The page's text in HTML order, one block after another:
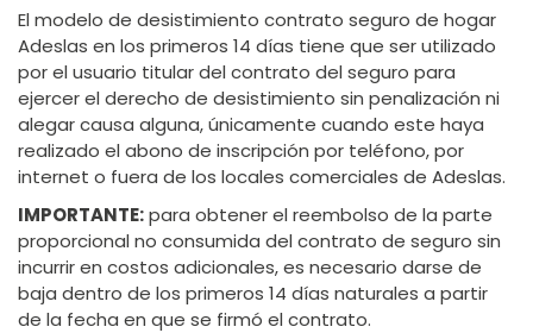
El modelo de desistimiento contrato seguro de hogar
Adeslas en los primeros 14 días tiene que ser utilizado
por el usuario titular del contrato del seguro para
ejercer el derecho de desistimiento sin penalización ni
alegar causa alguna, únicamente cuando este haya
realizado el abono de inscripción por teléfono, por
internet o fuera de los locales comerciales de Adeslas.
IMPORTANTE:para obtener el reembolso de la parte
proporcional no consumida del contrato de seguro sin
incurrir en costos adicionales, es necesario darse de
baja dentro de los primeros 14 días naturales a partir
de la fecha en que se firmó el contrato.